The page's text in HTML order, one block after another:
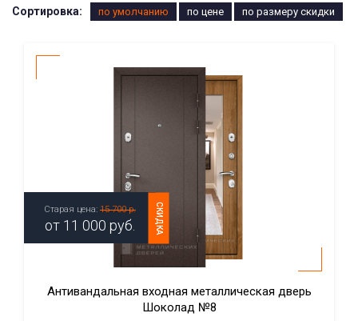
Сортировка: по умолчанию по цене по размеру скидки
СКИДКА
Старая цена: 15 700 р.
от 11 000 руб.
Антивандальная входная металлическая дверь
Шоколад №8